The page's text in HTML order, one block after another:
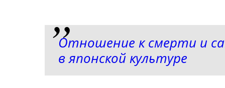
Отношение к смерти и
в японской культуре